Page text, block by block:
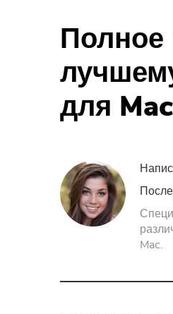
Полное
для Mac
Mac.